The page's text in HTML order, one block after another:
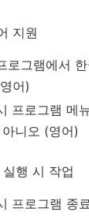
지원
로그램에서
어)
프로그램 메
니오 (영어)
행 시 작업
프로그램 종